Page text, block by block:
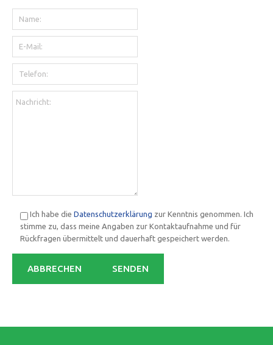
Ich habe die Datenschutzerklärung zur Kenntnis genommen. Ich
stimme zu, dass meine Angaben zur Kontaktaufnahme und für
Rückfragen übermittelt und dauerhaft gespeichert werden.